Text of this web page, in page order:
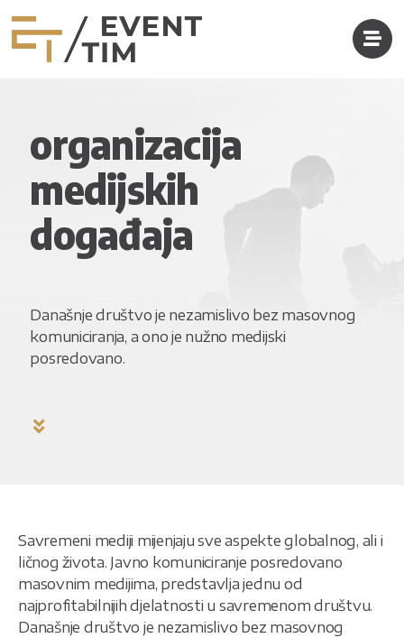
organizacija
medijskih
događaja
Današnje društvo je nezamislivo bez masovnog
komuniciranja, a ono je nužno medijski
posredovano.
Savremeni mediji mijenjaju sve aspekte globalnog, ali i
ličnog života. Javno komuniciranje posredovano
masovnim medijima, predstavlja jednu od
najprofitabilnijih djelatnosti u savremenom društvu.
Današnje društvo je nezamislivo bez masovnog